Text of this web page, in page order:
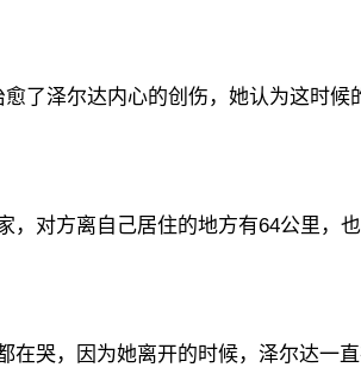
了泽尔达内心的创伤，她认为这时候
，对方离自己居住的地方有64公里，
在哭，因为她离开的时候，泽尔达一